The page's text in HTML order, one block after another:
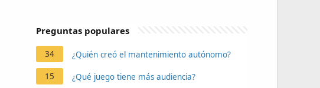
Preguntas populares
34 ¿Quién creó el mantenimiento autónomo?
15 ¿Qué juego tiene más audiencia?